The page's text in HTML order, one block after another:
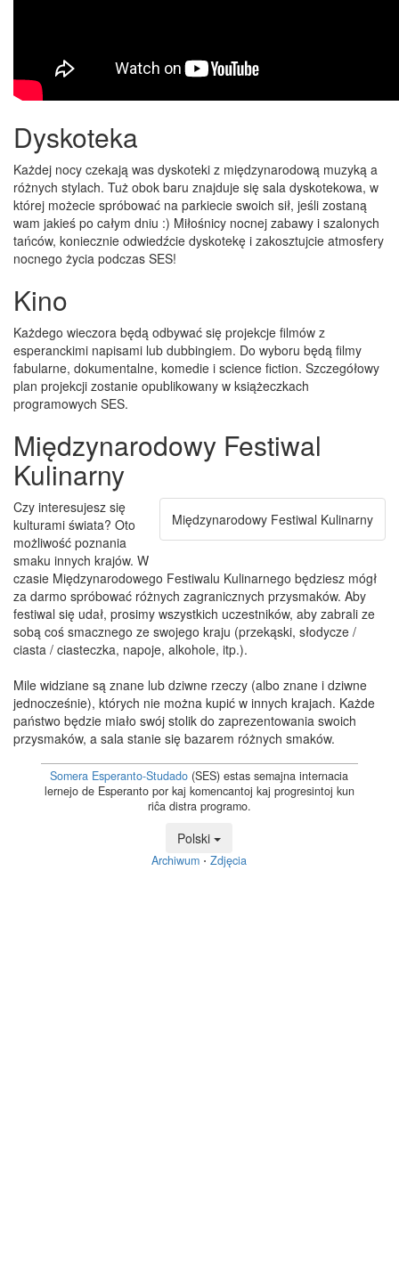
Dyskoteka
Każdej nocy czekają was dyskoteki z międzynarodową muzyką a
różnych stylach. Tuż obok baru znajduje się sala dyskotekowa, w
której możecie spróbować na parkiecie swoich sił, jeśli zostaną
wam jakieś po całym dniu :) Miłośnicy nocnej zabawy i szalonych
tańców, koniecznie odwiedźcie dyskotekę i zakosztujcie atmosfery
nocnego życia podczas SES!
Kino
Każdego wieczora będą odbywać się projekcje filmów z
esperanckimi napisami lub dubbingiem. Do wyboru będą filmy
fabularne, dokumentalne, komedie i science fiction. Szczegółowy
plan projekcji zostanie opublikowany w książeczkach
programowych SES.
Międzynarodowy Festiwal
Kulinarny
Międzynarodowy Festiwal Kulinarny
Czy interesujesz się
kulturami świata? Oto
możliwość poznania
smaku innych krajów. W
czasie Międzynarodowego Festiwalu Kulinarnego będziesz mógł
za darmo spróbować różnych zagranicznych przysmaków. Aby
festiwal się udał, prosimy wszystkich uczestników, aby zabrali ze
sobą coś smacznego ze swojego kraju (przekąski, słodycze /
ciasta / ciasteczka, napoje, alkohole, itp.).
Mile widziane są znane lub dziwne rzeczy (albo znane i dziwne
jednocześnie), których nie można kupić w innych krajach. Każde
państwo będzie miało swój stolik do zaprezentowania swoich
przysmaków, a sala stanie się bazarem różnych smaków.
Somera Esperanto-Studado (SES) estas semajna internacia
lernejo de Esperanto por kaj komencantoj kaj progresintoj kun
riĉa distra programo.
Polski
Archiwum ⋅Zdjęcia